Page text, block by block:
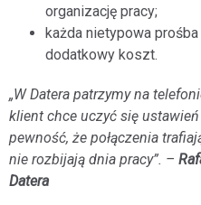
organizację pracy;
każda nietypowa
dodatkowy koszt.
„W Datera patrzymy na
klient chce uczyć się
pewność, że połączenia
nie rozbijają dnia pracy”. –
Datera